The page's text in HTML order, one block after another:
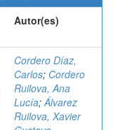
Autor(es)
Cordero Díaz,
Carlos; Cordero
Ruilova, Ana
Lucía;Álvarez
Ruilova, Xavier